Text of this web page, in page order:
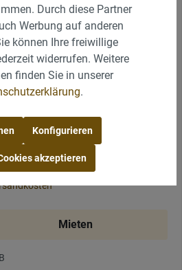
Mieten
Durch diese Partner
Werbung auf anderen
können Ihre freiwillige
widerrufen. Weitere
finden Sie in unserer
.
Konfigurieren
akzeptieren